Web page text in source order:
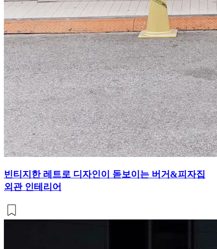
빈티지한 레트로 디자인이 돋보이는 버거&피자집
외관 인테리어